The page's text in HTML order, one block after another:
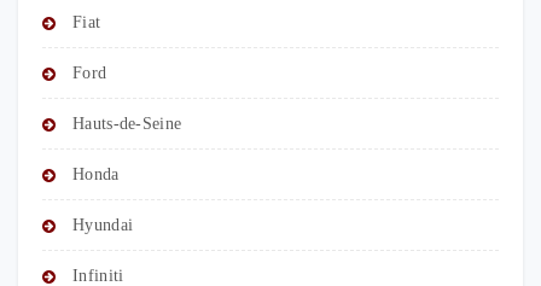
Fiat
Ford
Hauts-de-Seine
Honda
Hyundai
Infiniti